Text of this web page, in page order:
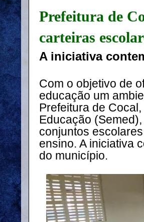
Prefeitura de
carteiras
A iniciativa
Com o objetivo de
educação um
Prefeitura de
Educação
conjuntos
ensino. A iniciativa
do município.